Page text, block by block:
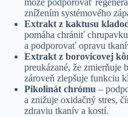
môže podporovať
znížením systémového
Extrakt z kaktusu
pomáha chrániť
a podporovať opravu
Extrakt z borovicovej
preukázané, že zmierňuje
zároveň zlepšuje funkciu
Pikolinát chrómu –
a znižuje oxidačný stres,
zdraviu tkanív a kostí.